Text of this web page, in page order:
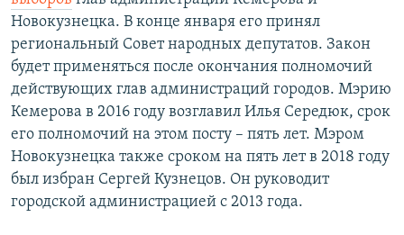
Новокузнецка. В конце января его принял
региональный Совет народных депутатов. Закон
будет применяться после окончания полномочий
действующих глав администраций городов. Мэрию
Кемерова в 2016 году возглавил Илья Середюк, срок
его полномочий на этом посту – пять лет. Мэром
Новокузнецка также сроком на пять лет в 2018 году
был избран Сергей Кузнецов. Он руководит
городской администрацией с 2013 года.